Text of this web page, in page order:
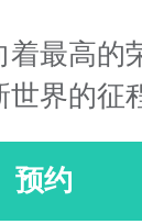
最高的
界的征
预约